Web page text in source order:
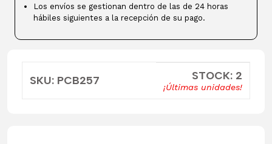
Los envíos se gestionan dentro de las de 24 horas
hábiles siguientes a la recepción de su pago.
SKU: PCB257 STOCK: 2
¡Últimas unidades!